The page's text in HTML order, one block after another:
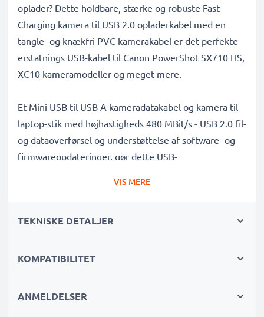
oplader? Dette holdbare, stærke og robuste Fast
Charging kamera til USB 2.0 opladerkabel med en
tangle- og knækfri PVC kamerakabel er det perfekte
erstatnings USB-kabel til Canon PowerShot SX710 HS,
XC10 kameramodeller og meget mere.
Et Mini USB til USB A kameradatakabel og kamera til
laptop-stik med højhastigheds 480 MBit/s - USB 2.0 fil-
og dataoverførsel og understøttelse af software- og
firmwareopdateringer, gør dette USB-
fotoprinter/dockingstation.
Dataoverførselskabel af høj kvalitet til tilslutning af dit
VIS MERE
TEKNISKE DETALJER
KOMPATIBILITET
ANMELDELSER